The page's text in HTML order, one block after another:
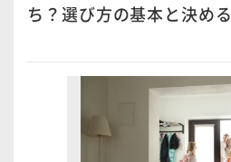
ち？選び方の基本と決め